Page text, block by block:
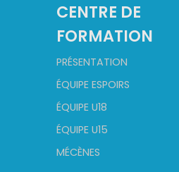
CENTRE DE
FORMATION
PRÉSENTATION
ÉQUIPE ESPOIRS
ÉQUIPE U18
ÉQUIPE U15
MÉCÈNES